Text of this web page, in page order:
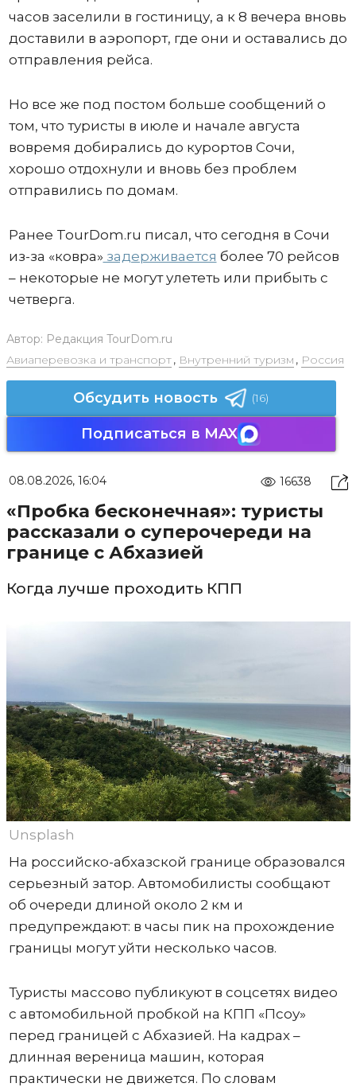
часов заселили в гостиницу, а к 8 вечера вновь
доставили в аэропорт, где они и оставались до
отправления рейса.
Но все же под постом больше сообщений о
том, что туристы в июле и начале августа
вовремя добирались до курортов Сочи,
хорошо отдохнули и вновь без проблем
отправились по домам.
Ранее TourDom.ru писал, что сегодня в Сочи
из-за «ковра» задерживается более 70 рейсов
– некоторые не могут улететь или прибыть с
четверга.
Автор: Редакция TourDom.ru
Авиаперевозка и транспорт, Внутренний туризм , Россия
Обсудить новость (16)
Подписаться в MAX
08.08.2026, 16:04 16638
«Пробка бесконечная»: туристы
рассказали о суперочереди на
границе с Абхазией
Когда лучше проходить КПП
Unsplash
На российско-абхазской границе образовался
серьезный затор. Автомобилисты сообщают
об очереди длиной около 2 км и
предупреждают: в часы пик на прохождение
границы могут уйти несколько часов.
Туристы массово публикуют в соцсетях видео
с автомобильной пробкой на КПП «Псоу»
перед границей с Абхазией. На кадрах –
длинная вереница машин, которая
практически не движется. По словам